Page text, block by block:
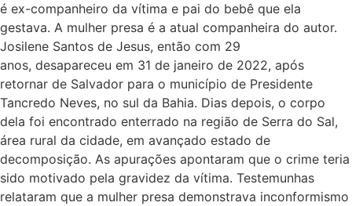
é ex-companheiro da vítima e pai do bebê que ela
gestava. A mulher presa é a atual companheira do autor.
Josilene Santos de Jesus, então com 29
anos, desapareceu em 31 de janeiro de 2022, após
retornar de Salvador para o município de Presidente
Tancredo Neves, no sul da Bahia. Dias depois, o corpo
dela foi encontrado enterrado na região de Serra do Sal,
área rural da cidade, em avançado estado de
decomposição. As apurações apontaram que o crime teria
sido motivado pela gravidez da vítima. Testemunhas
relataram que a mulher presa demonstrava inconformismo